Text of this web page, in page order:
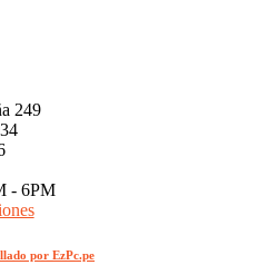
249
- 6PM
por EzPc.pe